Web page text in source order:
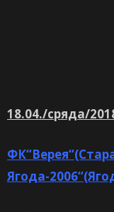
18.04./сряда/
Ягода-